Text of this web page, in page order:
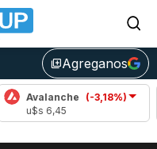
library_addAgreganos
(-3,18%)